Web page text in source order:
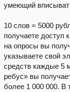
умеющий
10 слов = 5000
получаете доступ
на опросы вы
указываете свой
средств каждые 5
ребус» вы
более 1 000 000. В